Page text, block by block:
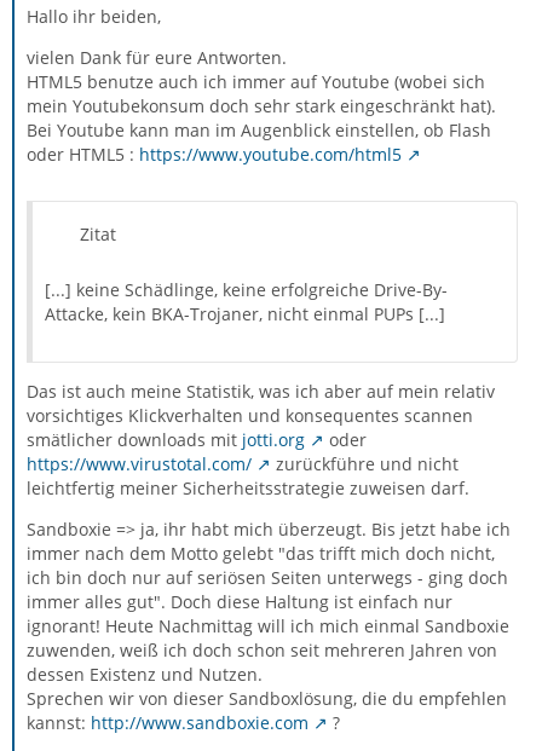
Hallo ihr beiden,
vielen Dank für eure Antworten.
HTML5 benutze auch ich immer auf Youtube (wobei sich
mein Youtubekonsum doch sehr stark eingeschränkt hat).
Bei Youtube kann man im Augenblick einstellen, ob Flash
oder HTML5 : https://www.youtube.com/html5
Zitat
[...] keine Schädlinge, keine erfolgreiche Drive-By-
Attacke, kein BKA-Trojaner, nicht einmal PUPs [...]
Das ist auch meine Statistik, was ich aber auf mein relativ
vorsichtiges Klickverhalten und konsequentes scannen
smätlicher downloads mit jotti.org
oder
https://www.virustotal.com/
zurückführe und nicht
leichtfertig meiner Sicherheitsstrategie zuweisen darf.
Sandboxie => ja, ihr habt mich überzeugt. Bis jetzt habe ich
immer nach dem Motto gelebt "das trifft mich doch nicht,
ich bin doch nur auf seriösen Seiten unterwegs - ging doch
immer alles gut". Doch diese Haltung ist einfach nur
ignorant! Heute Nachmittag will ich mich einmal Sandboxie
zuwenden, weiß ich doch schon seit mehreren Jahren von
dessen Existenz und Nutzen.
Sprechen wir von dieser Sandboxlösung, die du empfehlen
kannst: http://www.sandboxie.com
?